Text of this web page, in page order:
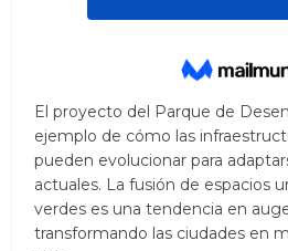
El proyecto del Parque de
ejemplo de cómo las
pueden evolucionar para
actuales. La fusión de espacios
verdes es una tendencia en
transformando las ciudades en